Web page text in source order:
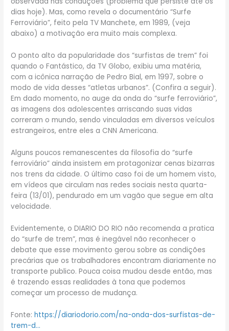
dias hoje). Mas, como revela o documentário “Surfe
Ferroviário”, feito pela TV Manchete, em 1989, (veja
abaixo) a motivação era muito mais complexa.
O ponto alto da popularidade dos “surfistas de trem” foi
quando o Fantástico, da TV Globo, exibiu uma matéria,
com a icônica narração de Pedro Bial, em 1997, sobre o
modo de vida desses “atletas urbanos”. (Confira a seguir).
Em dado momento, no auge da onda do “surfe ferroviário”,
as imagens dos adolescentes arriscando suas vidas
correram o mundo, sendo vinculadas em diversos veículos
estrangeiros, entre eles a CNN Americana.
Alguns poucos remanescentes da filosofia do “surfe
ferroviário” ainda insistem em protagonizar cenas bizarras
nos trens da cidade. O último caso foi de um homem visto,
em vídeos que circulam nas redes sociais nesta quarta-
feira (13/01), pendurado em um vagão que segue em alta
velocidade.
Evidentemente, o DIARIO DO RIO não recomenda a pratica
do “surfe de trem”, mas é inegável não reconhecer o
debate que esse movimento gerou sobre as condições
precárias que os trabalhadores encontram diariamente no
transporte publico. Pouca coisa mudou desde então, mas
é trazendo essas realidades à tona que podemos
começar um processo de mudança.
Fonte:https://diariodorio.com/na-onda-dos-surfistas-de-
trem-d…